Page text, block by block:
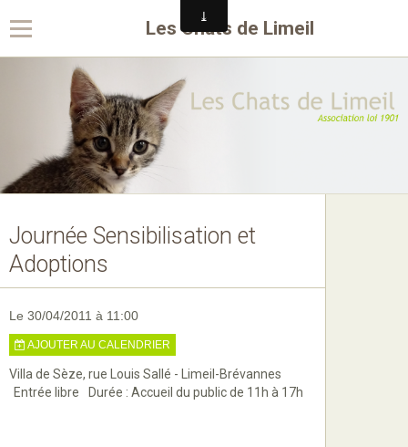
Les Chats de Limeil
Journée Sensibilisation et
Adoptions
Le 30/04/2011 à 11:00
AJOUTER AU CALENDRIER
Villa de Sèze, rue Louis Sallé - Limeil-Brévannes
Entrée libre
Durée : Accueil du public de 11h à 17h